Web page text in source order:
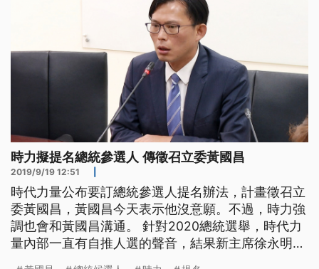
時力擬提名總統參選人 傳徵召立委黃國昌
2019/9/19 12:51
時代力量公布要訂總統參選人提名辦法，計畫徵召立
委黃國昌，黃國昌今天表示他沒意願。不過，時力強
調也會和黃國昌溝通。 針對2020總統選舉，時代力
量內部一直有自推人選的聲音，結果新主席徐永明8